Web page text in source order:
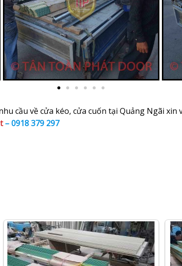
cầu về cửa kéo, cửa cuốn tại Quảng Ngãi xin
–0918 379 297